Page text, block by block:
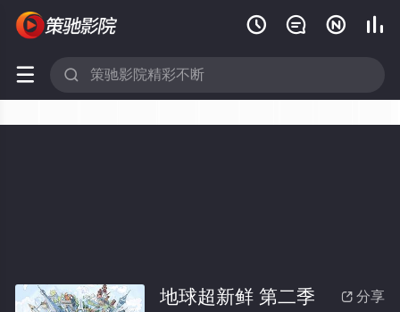
   
 
 分享
地球超新鲜 第二季